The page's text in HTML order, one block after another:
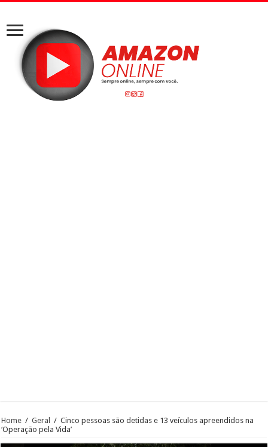
Home / Geral / Cinco pessoas são detidas e 13 veículos apreendidos na
‘Operação pela Vida’